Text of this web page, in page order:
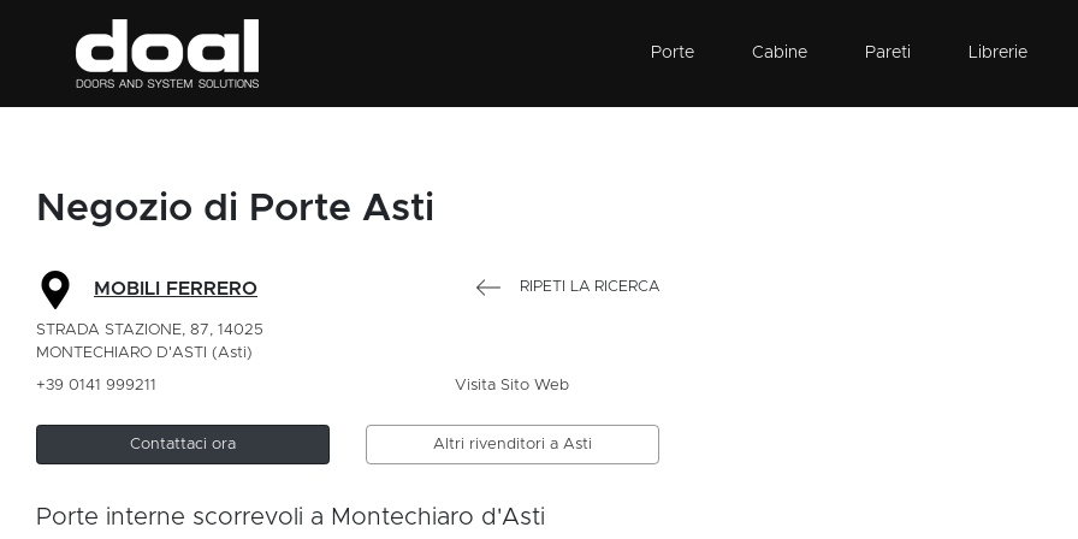
Porte Cabine Pareti Librerie
Negozio di Porte Asti
MOBILI FERRERO RIPETI LA RICERCA
STRADA STAZIONE, 87, 14025
MONTECHIARO D'ASTI (Asti)
+39 0141 999211 Visita Sito Web
Contattaci ora Altri rivenditori a Asti
Porte interne scorrevoli a Montechiaro d'Asti